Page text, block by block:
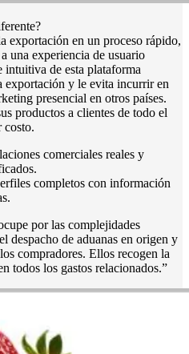
exportación en un proceso rápido,
una experiencia de usuario
de esta plataforma
exportación y le evita incurrir en
presencial en otros países.
productos a clientes de todo el
costo.
comerciales reales y
completos con información
por las complejidades
despacho de aduanas en origen y
compradores. Ellos recogen la
todos los gastos relacionados.”